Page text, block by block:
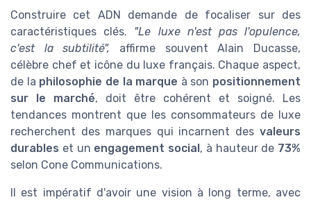
Construire cet ADN demande de focaliser sur des
caractéristiques clés. "Le luxe n'est pas l'opulence,
c'est la subtilité", affirme souvent Alain Ducasse,
célèbre chef et icône du luxe français. Chaque aspect,
de la philosophie de la marque à son positionnement
sur le marché, doit être cohérent et soigné. Les
tendances montrent que les consommateurs de luxe
recherchent des marques qui incarnent des valeurs
durables et un engagement social , à hauteur de 73%
selon Cone Communications.
Il est impératif d'avoir une vision à long terme, avec